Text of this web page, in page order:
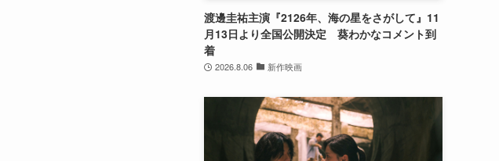
渡邊圭祐主演『2126年、海の星をさがして』11
月13日より全国公開決定 葵わかなコメント到
着
2026.8.06 新作映画